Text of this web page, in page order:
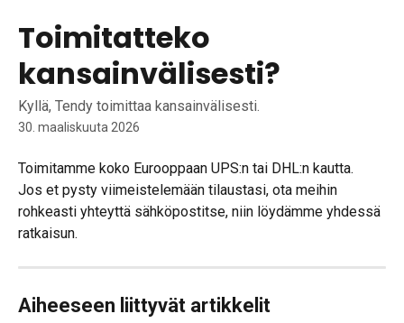
Toimitatteko
kansainvälisesti?
Kyllä, Tendy toimittaa kansainvälisesti.
30. maaliskuuta 2026
Toimitamme koko Eurooppaan UPS:n tai DHL:n kautta.
Jos et pysty viimeistelemään tilaustasi, ota meihin
rohkeasti yhteyttä sähköpostitse, niin löydämme yhdessä
ratkaisun.
Aiheeseen liittyvät artikkelit